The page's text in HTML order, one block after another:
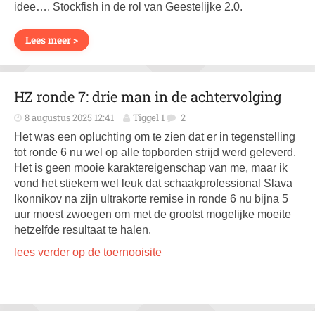
idee…. Stockfish in de rol van Geestelijke 2.0.
Lees meer >
HZ ronde 7: drie man in de achtervolging
8 augustus 2025 12:41 Tiggel 1 2
Het was een opluchting om te zien dat er in tegenstelling
tot ronde 6 nu wel op alle topborden strijd werd geleverd.
Het is geen mooie karaktereigenschap van me, maar ik
vond het stiekem wel leuk dat schaakprofessional Slava
Ikonnikov na zijn ultrakorte remise in ronde 6 nu bijna 5
uur moest zwoegen om met de grootst mogelijke moeite
hetzelfde resultaat te halen.
lees verder op de toernooisite